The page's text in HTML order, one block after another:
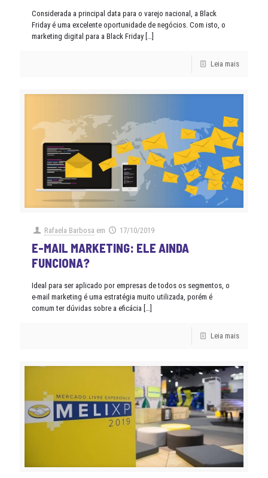
Considerada a principal data para o varejo nacional, a Black
Friday é uma excelente oportunidade de negócios. Com isto, o
marketing digital para a Black Friday […]
Leia mais
Rafaela Barbosa em 17/10/2019
E-MAIL MARKETING: ELE AINDA
FUNCIONA?
Ideal para ser aplicado por empresas de todos os segmentos, o
e-mail marketing é uma estratégia muito utilizada, porém é
comum ter dúvidas sobre a eficácia […]
Leia mais